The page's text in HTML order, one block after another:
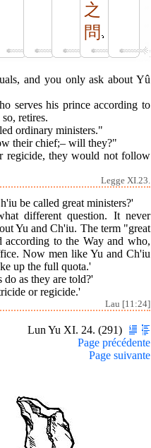
之
問
and you only ask about Yû
serves his prince according to
retires.
ordinary ministers."
their chief;– will they?"
regicide, they would not follow
Legge XI.23.
be called great ministers?'
different question. It never
Yu and Ch'iu. The term "great
according to the Way and who,
Now men like Yu and Ch'iu
up the full quota.'
as they are told?'
or regicide.'
Lau [11:24]
Lun Yu XI. 24. (291)
Page précédente
Page suivante